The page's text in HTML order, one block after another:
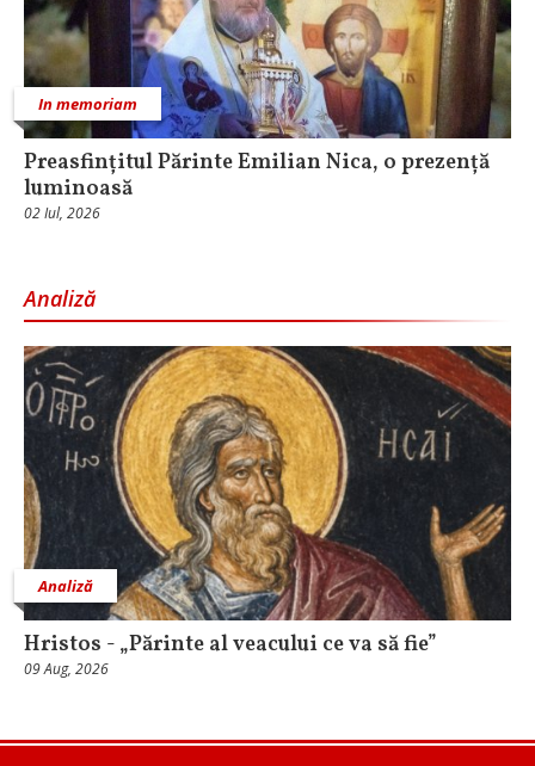
In memoriam
Preasfințitul Părinte Emilian Nica, o prezență
luminoasă
02 Iul, 2026
Analiză
Analiză
Hristos - „Părinte al veacului ce va să fie”
09 Aug, 2026